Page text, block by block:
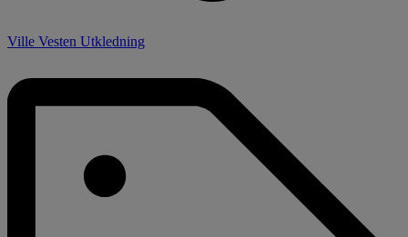
Ville Vesten Utkledning